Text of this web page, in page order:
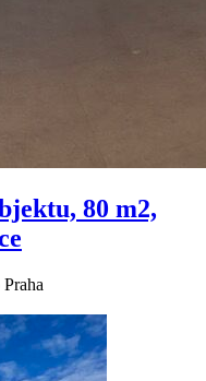
80 m2,